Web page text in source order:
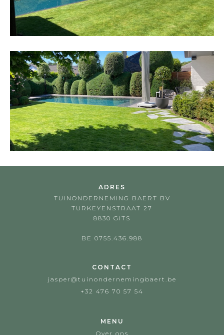
ADRES
TUINONDERNEMING BAERT BV
TURKEYENSTRAAT 27
8830 GITS
BE 0755.436.988
CONTACT
jasper@tuinondernemingbaert.be
+32 476 70 57 54
MENU
Over ons